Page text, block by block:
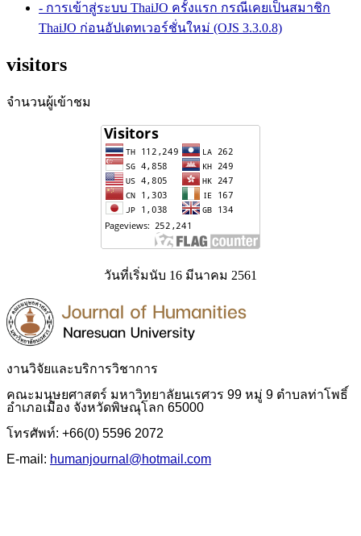
- การเข้าสู่ระบบ ThaiJO ครั้งแรก กรณีเคยเป็นสมาชิก
ThaiJO ก่อนอัปเดทเวอร์ชั่นใหม่ (OJS 3.3.0.8)
visitors
จำนวนผู้เข้าชม
วันที่เริ่มนับ 16 มีนาคม 2561
งานวิจัยและบริการวิชาการ
คณะมนุษยศาสตร์ มหาวิทยาลัยนเรศวร 99 หมู่ 9 ตำบลท่าโพธิ์
อำเภอเมือง จังหวัดพิษณุโลก 65000
โทรศัพท์: +66(0) 5596 2072
E-mail: humanjournal@hotmail.com